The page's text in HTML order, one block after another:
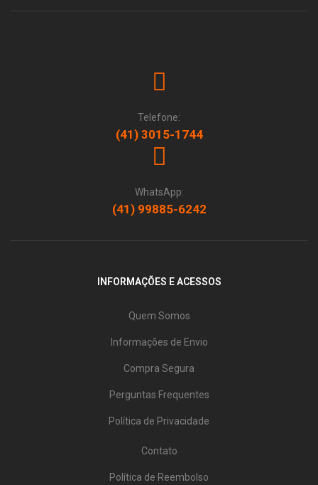
Telefone:
(41) 3015-1744
WhatsApp:
(41) 99885-6242
INFORMAÇÕES E ACESSOS
Quem Somos
Informações de Envio
Compra Segura
Perguntas Frequentes
Política de Privacidade
Contato
Política de Reembolso